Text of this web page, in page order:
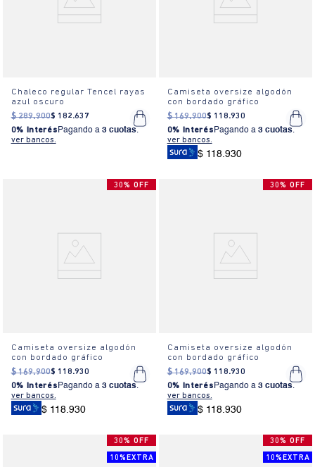
Chaleco regular Tencel rayas
azul oscuro
$ 289.900$ 182.637
0% Interés Pagando a 3 cuotas.
ver bancos.
Camiseta oversize algodón
con bordado gráfico
$ 169.900$ 118.930
0% Interés Pagando a 3 cuotas.
ver bancos.
$ 118.930
30% OFF
Camiseta oversize algodón
con bordado gráfico
$ 169.900$ 118.930
0% Interés Pagando a 3 cuotas.
ver bancos.
$ 118.930
30% OFF
Camiseta oversize algodón
con bordado gráfico
$ 169.900$ 118.930
0% Interés Pagando a 3 cuotas.
ver bancos.
$ 118.930
30% OFF
10%EXTRA
30% OFF
10%EXTRA